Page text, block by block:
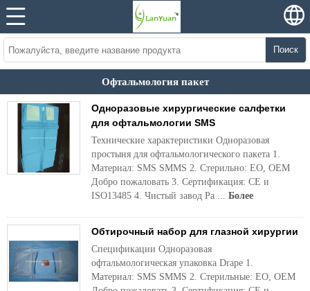
Поиск
Офтальмология пакет
Одноразовые хирургические салфетки
для офтальмологии SMS
Технические характеристики Одноразовая
простыня для офтальмологического пакета 1.
Материал: SMS SMMS 2. Стерильно: EO, OEM
Добро пожаловать 3. Сертификация: CE и
ISO13485 4. Чистый завод Pa ... Более
Обтирочный набор для глазной хирургии
Спецификации Одноразовая
офтальмологическая упаковка Drape 1.
Материал: SMS SMMS 2. Стерильные: EO, OEM